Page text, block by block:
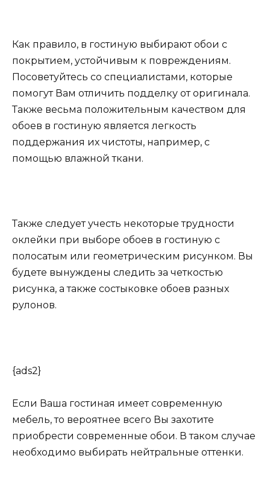
Как правило, в гостиную выбирают обои с
покрытием, устойчивым к повреждениям.
Посоветуйтесь со специалистами, которые
помогут Вам отличить подделку от оригинала.
Также весьма положительным качеством для
обоев в гостиную является легкость
поддержания их чистоты, например, с
помощью влажной ткани.
Также следует учесть некоторые трудности
оклейки при выборе обоев в гостиную с
полосатым или геометрическим рисунком. Вы
будете вынуждены следить за четкостью
рисунка, а также состыковке обоев разных
рулонов.
{ads2}
Если Ваша гостиная имеет современную
мебель, то вероятнее всего Вы захотите
приобрести современные обои. В таком случае
необходимо выбирать нейтральные оттенки.